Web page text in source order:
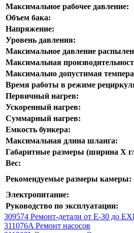
Максимальное рабочее давление:
Объем бака:
Напряжение:
Уровень давления:
Максимальное давление
Максимальная
Максимально допустимая
Время работы в режиме
Первичный нагрев:
Ускоренный нагрев:
Суммарный нагрев:
Емкость бункера:
Максимальная длина шланга:
Габаритные размеры (ширина Х
Вес:
Рекомендуемые размеры камеры:
Электропитание:
Руководство по эксплуатации:
309574 Ремонт-детали от Е-30 до
311076A Ремонт насосов